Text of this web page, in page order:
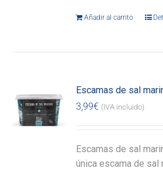
Añadir al carrito
Escamas de sal
3,99€ (IVA incluido)
Escamas de sal
única escama de sal